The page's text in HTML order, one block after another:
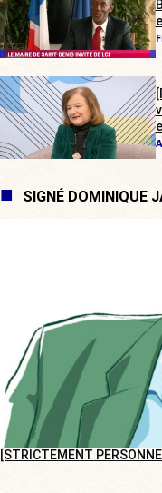
SIGNÉ DOMINIQUE
[STRICTEMENT